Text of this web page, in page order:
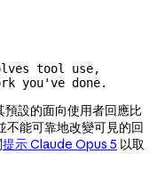
tool use,
you've done.
設的面向使用者回應比
不能可靠地改變可見的回
提示 Claude Opus 5 以取